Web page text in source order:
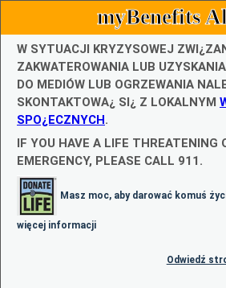
myBenefits
W SYTUACJI KRYZYSOWEJ
ZAKWATEROWANIA LUB
DO MEDIÓW LUB OGRZEWANIA
SKONTAKTOWA¿ SI¿ Z LOKALNYM
SPO¿ECZNYCH.
IF YOU HAVE A LIFE THREATENING
EMERGENCY, PLEASE CALL 911.
Masz moc, aby darować komuś
więcej informacji
Odwiedź